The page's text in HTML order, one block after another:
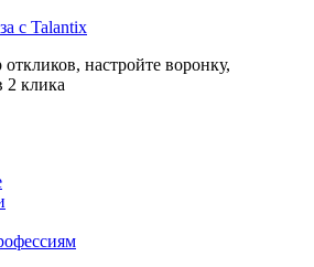
с Talantix
настройте воронку,
2 клика